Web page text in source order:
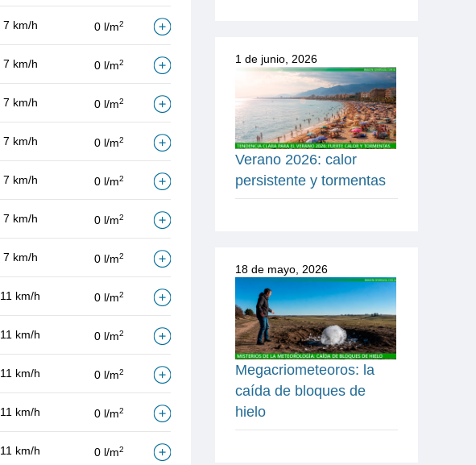
7 km/h 0 l/m2
7 km/h 0 l/m2
7 km/h 0 l/m2
7 km/h 0 l/m2
7 km/h 0 l/m2
7 km/h 0 l/m2
7 km/h 0 l/m2
11 km/h 0 l/m2
11 km/h 0 l/m2
11 km/h 0 l/m2
11 km/h 0 l/m2
11 km/h 0 l/m2
1 de junio, 2026
Verano 2026: calor
persistente y tormentas
18 de mayo, 2026
Megacriometeoros: la
caída de bloques de
hielo